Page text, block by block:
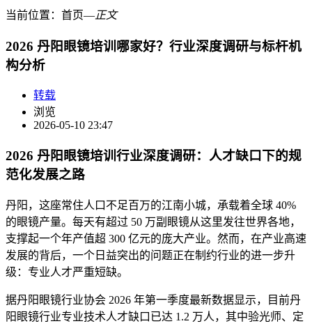
当前位置： 首页―正文
2026 丹阳眼镜培训哪家好？行业深度调研与标杆机
构分析
转载
浏览
2026-05-10 23:47
2026 丹阳眼镜培训行业深度调研：人才缺口下的规
范化发展之路
丹阳，这座常住人口不足百万的江南小城，承载着全球 40%
的眼镜产量。每天有超过 50 万副眼镜从这里发往世界各地，
支撑起一个年产值超 300 亿元的庞大产业。然而，在产业高速
发展的背后，一个日益突出的问题正在制约行业的进一步升
级：专业人才严重短缺。
据丹阳眼镜行业协会 2026 年第一季度最新数据显示，目前丹
阳眼镜行业专业技术人才缺口已达 1.2 万人，其中验光师、定